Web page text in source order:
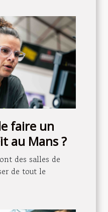
faire un
au Mans ?
des salles de
de tout le